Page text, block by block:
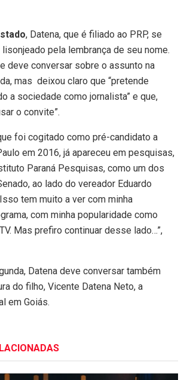
, Datena, que é filiado ao PRP, se
pela lembrança de seu nome.
deve conversar sobre o assunto na
mas deixou claro que “pretende
a sociedade como jornalista” e que,
o convite”.
foi cogitado como pré-candidato a
em 2016, já apareceu em pesquisas,
Paraná Pesquisas, como um dos
ao lado do vereador Eduardo
tem muito a ver com minha
com minha popularidade como
Mas prefiro continuar desse lado…”,
Datena deve conversar também
do filho, Vicente Datena Neto, a
em Goiás.